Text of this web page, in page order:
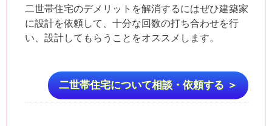
二世帯住宅のデメリットを解消するにはぜひ建築家
に設計を依頼して、十分な回数の打ち合わせを行
い、設計してもらうことをオススメします。
二世帯住宅について相談・依頼する ＞